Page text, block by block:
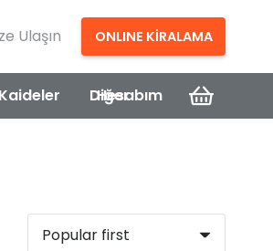
Ulaşın ONLINE KİRALAMA
Kaideler Diğer
Hesabım